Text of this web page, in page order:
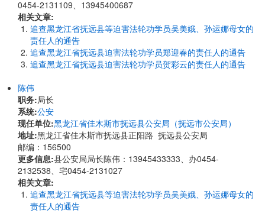
0454-2131109、13945400687
相关文章:
追查黑龙江省抚远县等迫害法轮功学员吴美娥、孙运娜母女的
责任人的通告
追查黑龙江省抚远县迫害法轮功学员郑迎春的责任人的通告
追查黑龙江省抚远县迫害法轮功学员贺彩云的责任人的通告
陈伟
职务:局长
系统:公安
现任单位:黑龙江省佳木斯市抚远县公安局（抚远市公安局）
地址:黑龙江省佳木斯市抚远县正阳路 抚远县公安局
邮编：156500
更多信息:县公安局局长陈伟：13945433333、办0454-
2132538、宅0454-2131027
相关文章:
追查黑龙江省抚远县等迫害法轮功学员吴美娥、孙运娜母女的
责任人的通告